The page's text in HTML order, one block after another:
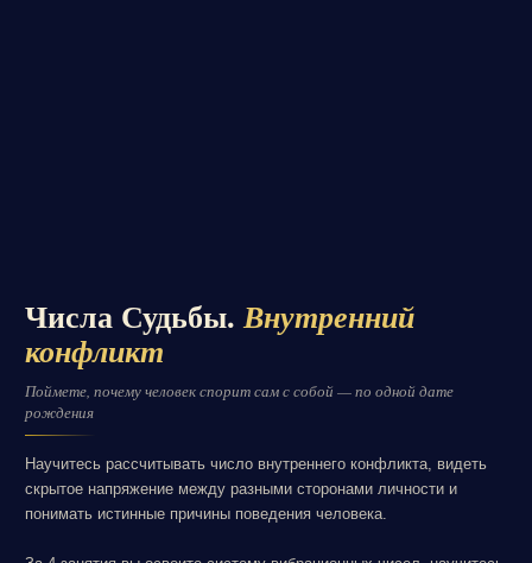
Числа Судьбы.Внутренний
конфликт
Поймете, почему человек спорит сам с собой — по одной дате
рождения
Научитесь рассчитывать число внутреннего конфликта, видеть
скрытое напряжение между разными сторонами личности и
понимать истинные причины поведения человека.